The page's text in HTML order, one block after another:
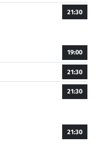
21:30
19:00
21:30
21:30
21:30